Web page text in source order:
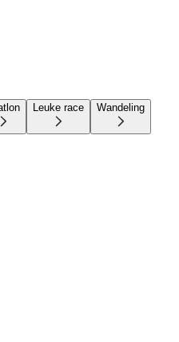
Leuke race Wandeling